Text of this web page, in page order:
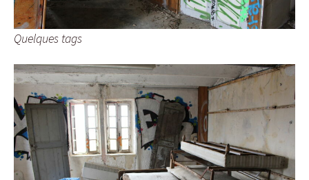
Quelques tags